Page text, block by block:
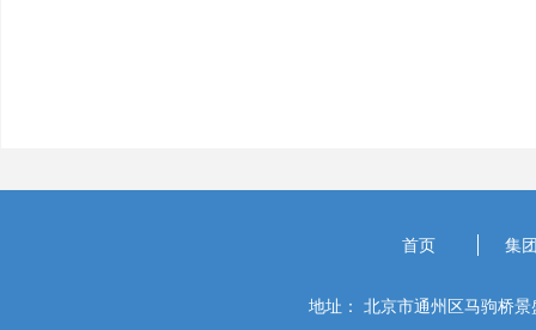
首页 集
地址： 北京市通州区马驹桥